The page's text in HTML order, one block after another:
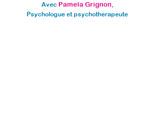
Avec Pamela Grignon,
Psychologue et psychothérapeute